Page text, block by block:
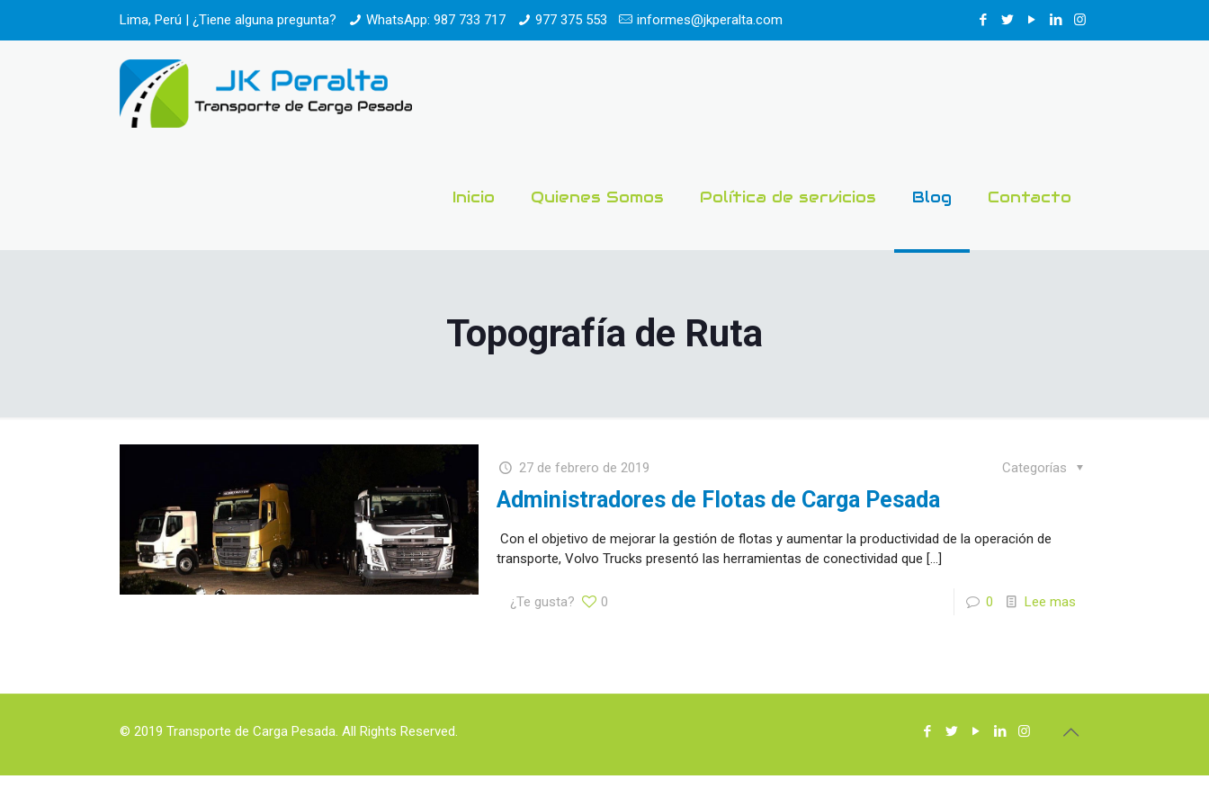
Lima, Perú | ¿Tiene alguna pregunta? WhatsApp: 987 733 717 977 375 553 informes@jkperalta.com
Inicio Quienes Somos Política de servicios Blog Contacto
Topografía de Ruta
27 de febrero de 2019 Categorías
Administradores de Flotas de Carga Pesada
Con el objetivo de mejorar la gestión de flotas y aumentar la productividad de la operación de
transporte, Volvo Trucks presentó las herramientas de conectividad que […]
¿Te gusta? 0 0 Lee mas
© 2019 Transporte de Carga Pesada. All Rights Reserved.